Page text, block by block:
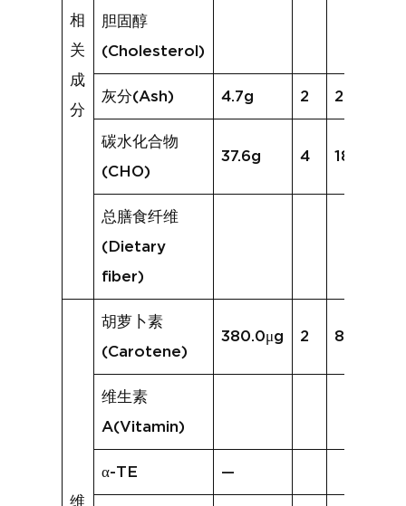
相
关
成
分
胆固醇
(Cholesterol)
灰分(Ash) 4.7g 2 2.4g
碳水化合物
(CHO)
37.6g 4 18.2g
总膳食纤维
(Dietary
fiber)
维
胡萝卜素
(Carotene)
380.0μg 2 80.8μg
维生素
A(Vitamin)
α-TE —